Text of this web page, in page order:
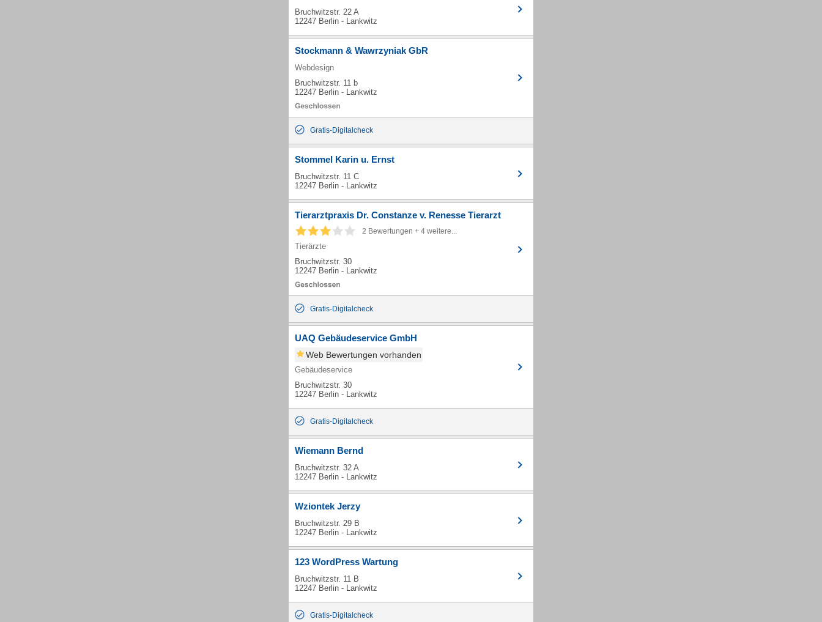
Bruchwitzstr. 22 A
12247 Berlin - Lankwitz
Stockmann & Wawrzyniak GbR
Webdesign
Bruchwitzstr. 11 b
12247 Berlin - Lankwitz
Gratis-Digitalcheck
Stommel Karin u. Ernst
Bruchwitzstr. 11 C
12247 Berlin - Lankwitz
Tierarztpraxis Dr. Constanze v. Renesse Tierarzt
2 Bewertungen + 4 weitere...
Tierärzte
Bruchwitzstr. 30
12247 Berlin - Lankwitz
Gratis-Digitalcheck
UAQ Gebäudeservice GmbH
Web Bewertungen vorhanden
Gebäudeservice
Bruchwitzstr. 30
12247 Berlin - Lankwitz
Gratis-Digitalcheck
Wiemann Bernd
Bruchwitzstr. 32 A
12247 Berlin - Lankwitz
Wziontek Jerzy
Bruchwitzstr. 29 B
12247 Berlin - Lankwitz
123 WordPress Wartung
Bruchwitzstr. 11 B
12247 Berlin - Lankwitz
Gratis-Digitalcheck